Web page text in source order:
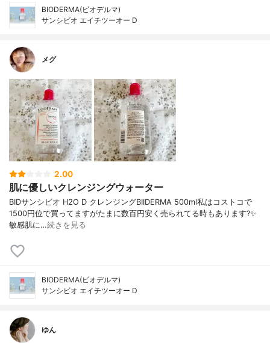
BIODERMA(ビオデルマ)
サンシビオ エイチツーオー D
メグ
2.00
肌に優しいクレンジングウォーター
BIDサンシビオ H2O D クレンジングBIIDERMA 500ml私はコストコで
1500円位で買ってますがたまに数百円安く売られてる時もあります?✨
敏感肌に…続きを見る
BIODERMA(ビオデルマ)
サンシビオ エイチツーオー D
ゆん